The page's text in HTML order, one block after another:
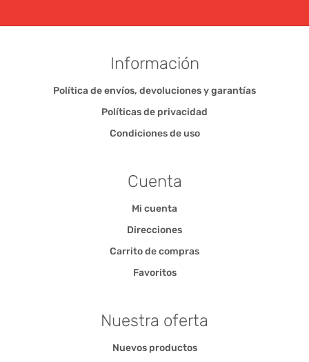
Información
Política de envíos, devoluciones y garantías
Políticas de privacidad
Condiciones de uso
Cuenta
Mi cuenta
Direcciones
Carrito de compras
Favoritos
Nuestra oferta
Nuevos productos